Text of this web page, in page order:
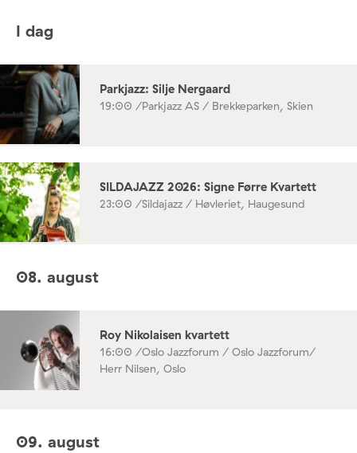
I dag
Parkjazz: Silje Nergaard
19:00 /Parkjazz AS / Brekkeparken, Skien
SILDAJAZZ 2026: Signe Førre Kvartett
23:00 /Sildajazz / Høvleriet, Haugesund
08. august
Roy Nikolaisen kvartett
16:00 /Oslo Jazzforum / Oslo Jazzforum/
Herr Nilsen, Oslo
09. august